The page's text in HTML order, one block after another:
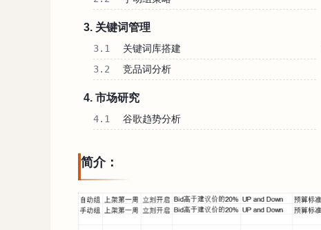
3. 关键词管理
3.1
关键词库搭建
3.2
竞品词分析
4. 市场研究
4.1 谷歌趋势分析
简介：